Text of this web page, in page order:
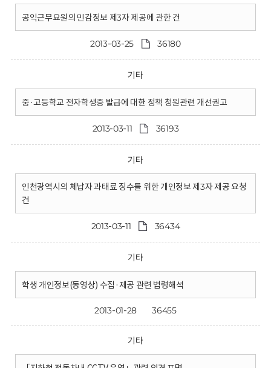
공익근무요원의 민감정보 제3자 제공에 관한 건
2013-03-25 36180
기타
중·고등학교 전자학생증 발급에 대한 정책 청원관련 개선권고
2013-03-11 36193
기타
인천광역시의 체납자 과태료 징수를 위한 개인정보 제3자 제공 요청
건
2013-03-11 36434
기타
학생 개인정보(동영상) 수집·제공 관련 법령해석
2013-01-28 36455
기타